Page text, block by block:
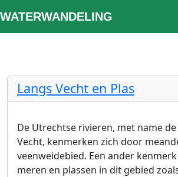
WATERWANDELING
Langs Vecht en Plas
De Utrechtse rivieren, met name
Vecht, kenmerken zich door
veenweidebied. Een ander
meren en plassen in dit gebied